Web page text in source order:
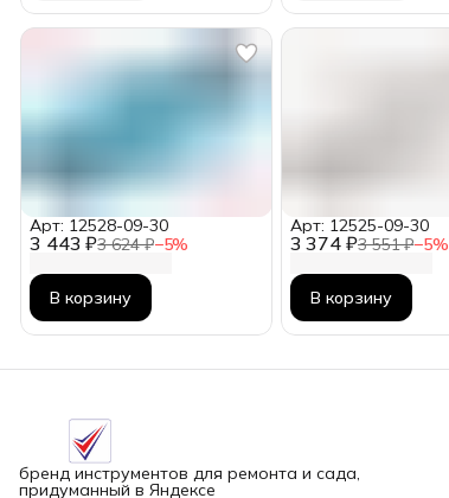
3 443 ₽3 624 ₽−5%
Арт: 12528-09-30
В корзину
3 374 ₽3 551 ₽−5%
Арт: 12525-09-30
В корзину
бренд инструментов для ремонта и сада,
придуманный в Яндексе